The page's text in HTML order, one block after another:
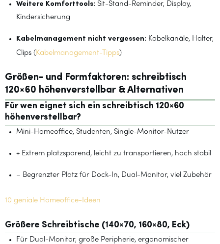
Weitere Komforttools: Sit-Stand-Reminder, Display,
Kindersicherung
Kabelmanagement nicht vergessen: Kabelkanäle, Halter,
Clips ( Kabelmanagement-Tipps)
Größen- und Formfaktoren: schreibtisch
120×60 höhenverstellbar & Alternativen
Für wen eignet sich ein schreibtisch 120×60
höhenverstellbar?
Mini-Homeoffice, Studenten, Single-Monitor-Nutzer
+ Extrem platzsparend, leicht zu transportieren, hoch stabil
– Begrenzter Platz für Dock-In, Dual-Monitor, viel Zubehör
10 geniale Homeoffice-Ideen
Größere Schreibtische (140×70, 160×80, Eck)
Für Dual-Monitor, große Peripherie, ergonomischer